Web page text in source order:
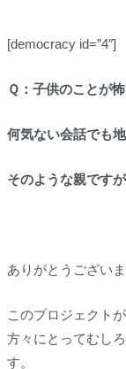
[democracy id=”4″]
Ｑ：子供のことが
何気ない会話でも
そのような親です
ありがとうございま
このプロジェクト
方々にとってむし
す。